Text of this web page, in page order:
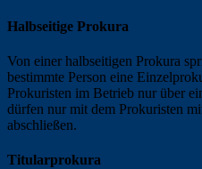
Halbseitige Prokura
Von einer halbseitigen Prokura
bestimmte Person eine
Prokuristen im Betrieb nur über
dürfen nur mit dem Prokuristen
abschließen.
Titularprokura